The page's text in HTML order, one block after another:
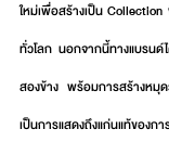
ใหม่เพื่อสร้างเป็น
ทั่วโลก นอกจากนี้ทางแบรนด์
สองข้าง พร้อมการสร้างหมุ
เป็นการแสดงถึงแก่นแท้ของ